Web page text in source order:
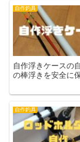
自作釣具
自作浮きケースの
の棒浮きを安全に
自作釣具